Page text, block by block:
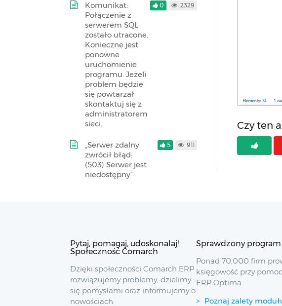
Czy ten
Komunikat:
Połączenie z
serwerem SQL
zostało utracone.
Konieczne jest
ponowne
uruchomienie
programu. Jeżeli
problem będzie
się powtarzał
skontaktuj się z
administratorem
sieci.
0 2329
„Serwer zdalny
zwrócił błąd:
(503) Serwer jest
niedostępny”
5 911
Pytaj, pomagaj, udoskonalaj!
Społeczność Comarch
Dzięki społeczności Comarch ERP
rozwiązujemy problemy, dzielimy
się pomysłami oraz informujemy o
nowościach.
Sprawdzony program
Ponad 70,000 firm
księgowość przy
ERP Optima
Poznaj zalety